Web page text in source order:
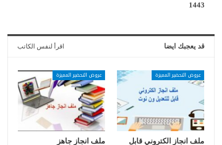
1443
قد يعجبك ايضا اقرأ لنفس الكاتب
عروض التحضير المميزة
ملف انجاز الكتروني قابل
عروض التحضير المميزة
ملف انجاز جاهز